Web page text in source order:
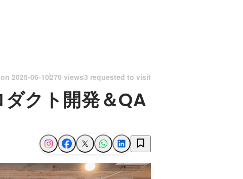
on 2025-06-10270 views3 requested to visit
クト開発＆QA